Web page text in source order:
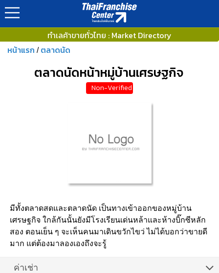
ทำเลค้าขายทั่วไทย : Market Directory
หน้าแรก / ตลาดนัด
ตลาดนัดหน้าหมู่บ้านเศรษฐกิจ
Non-Verified
มีทั้งตลาดสดและตลาดนัด เป็นทางเข้าออกของหมู่บ้าน
เศรษฐกิจ ใกล้กันนั้นยังมีโรงเรียนเด่นหล้าและห้างบิ๊กซีหลัก
สอง ตอนเย็น ๆ จะเห็นคนมาเดินขวักไขว่ ไม่ได้บอกว่าขายดี
มาก แต่ต้องมาลองเองถึงจะรู้
ค่าเช่า